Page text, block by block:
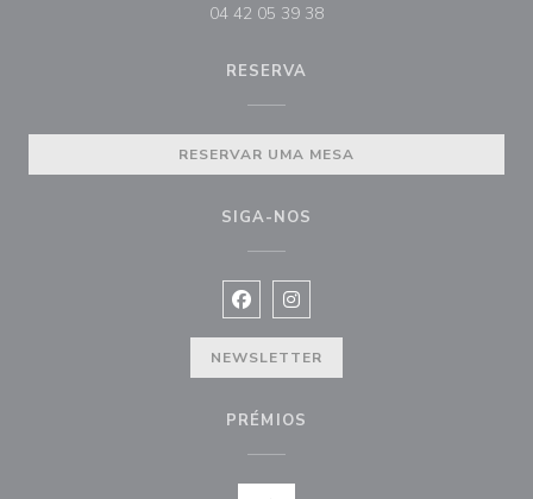
04 42 05 39 38
RESERVA
RESERVAR UMA MESA
SIGA-NOS
Facebook ((abre numa nova janela))
Instagram ((abre numa nova
NEWSLETTER
PRÉMIOS